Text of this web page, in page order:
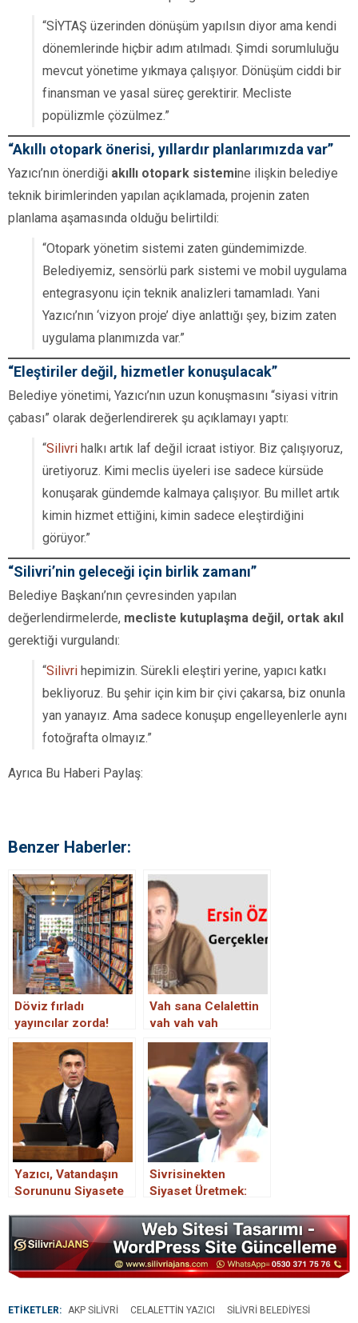
“SİYTAŞ üzerinden dönüşüm yapılsın diyor ama kendi
dönemlerinde hiçbir adım atılmadı. Şimdi sorumluluğu
mevcut yönetime yıkmaya çalışıyor. Dönüşüm ciddi bir
finansman ve yasal süreç gerektirir. Mecliste
popülizmle çözülmez.”
“Akıllı otopark önerisi, yıllardır planlarımızda var”
Yazıcı’nın önerdiği akıllı otopark sistemine ilişkin belediye
teknik birimlerinden yapılan açıklamada, projenin zaten
planlama aşamasında olduğu belirtildi:
“Otopark yönetim sistemi zaten gündemimizde.
Belediyemiz, sensörlü park sistemi ve mobil uygulama
entegrasyonu için teknik analizleri tamamladı. Yani
Yazıcı’nın ‘vizyon proje’ diye anlattığı şey, bizim zaten
uygulama planımızda var.”
“Eleştiriler değil, hizmetler konuşulacak”
Belediye yönetimi, Yazıcı’nın uzun konuşmasını “siyasi vitrin
çabası” olarak değerlendirerek şu açıklamayı yaptı:
“Silivri halkı artık laf değil icraat istiyor. Biz çalışıyoruz,
üretiyoruz. Kimi meclis üyeleri ise sadece kürsüde
konuşarak gündemde kalmaya çalışıyor. Bu millet artık
kimin hizmet ettiğini, kimin sadece eleştirdiğini
görüyor.”
“Silivri’nin geleceği için birlik zamanı”
Belediye Başkanı’nın çevresinden yapılan
değerlendirmelerde, mecliste kutuplaşma değil, ortak akıl
gerektiği vurgulandı:
“Silivri hepimizin. Sürekli eleştiri yerine, yapıcı katkı
bekliyoruz. Bu şehir için kim bir çivi çakarsa, biz onunla
yan yanayız. Ama sadece konuşup engelleyenlerle aynı
fotoğrafta olmayız.”
Ayrıca Bu Haberi Paylaş:
Benzer Haberler:
Döviz fırladı
yayıncılar zorda!
Kitap üretmek artık
çok zor zamlar üç
katına çıkacak!
Vah sana Celalettin
vah vah vah
Yazıcı, Vatandaşın
Sorununu Siyasete
Sivrisinekten
Siyaset Üretmek:
Popülist Konuşması
ETİKETLER: AKP SILIVRI CELALETTIN YAZICI
SILIVRI BELEDIYESI